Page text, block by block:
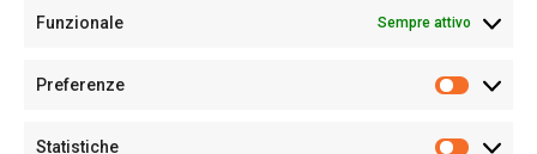
Funzionale Sempre attivo
Preferenze
Statistiche
Sede:Via Cristoforo Colombo 09013 Carbonia
Partita IVA02270380922